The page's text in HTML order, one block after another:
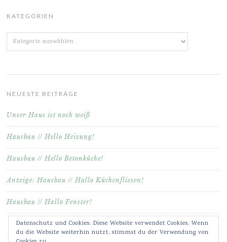
KATEGORIEN
Kategorien
NEUESTE BEITRÄGE
Unser Haus ist noch weiß
Hausbau // Hello Heizung!
Hausbau // Hello Betonküche!
Anzeige: Hausbau // Hallo Küchenfliesen!
Hausbau // Hallo Fenster!
Datenschutz und Cookies: Diese Website verwendet Cookies. Wenn
du die Website weiterhin nutzt, stimmst du der Verwendung von